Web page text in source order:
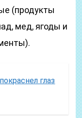
(продукты
мед, ягоды и
глаз